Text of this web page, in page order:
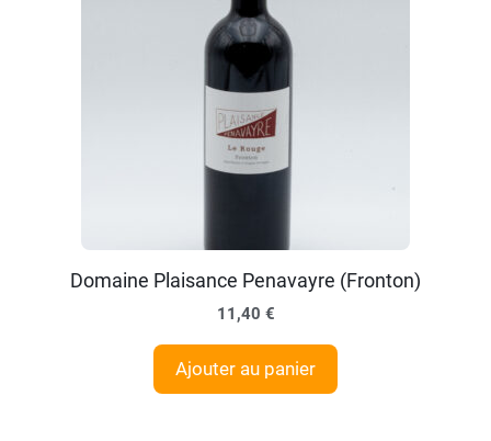
Domaine Plaisance Penavayre (Fronton)
11,40 €
Ajouter au panier